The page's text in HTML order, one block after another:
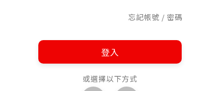
忘記帳號 / 密碼
登入
或選擇以下方式